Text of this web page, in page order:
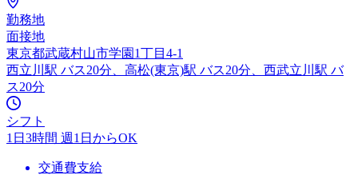
勤務地
面接地
東京都武蔵村山市学園1丁目4-1
西立川駅 バス20分、高松(東京)駅 バス20分、西武立川駅 バ
ス20分
シフト
1日3時間 週1日からOK
交通費支給